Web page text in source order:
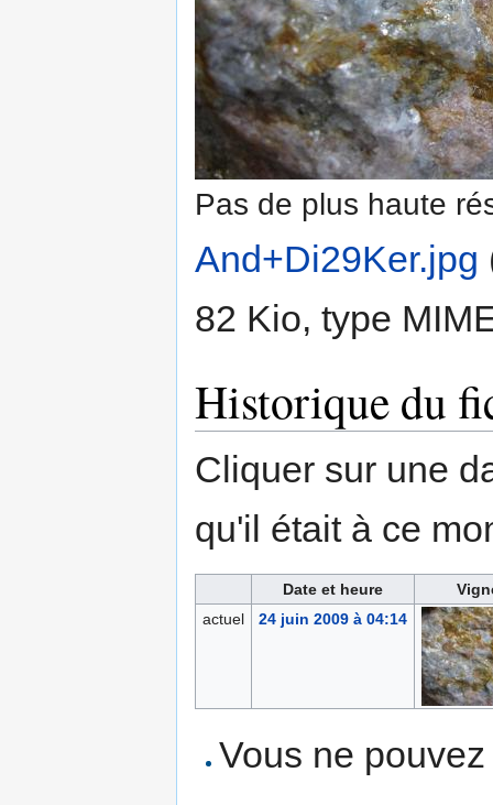
Pas de plus haute
And+Di29Ker.jpg
82 Kio, type
Historique du
Cliquer sur une
qu'il était à ce
Date et heure
actuel
24 juin 2009 à 04:14
Vous ne